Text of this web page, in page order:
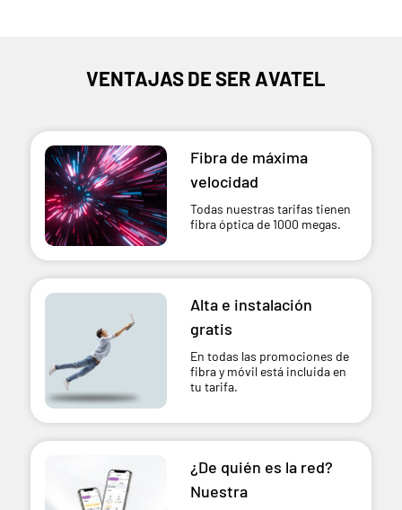
VENTAJAS DE SER AVATEL
Fibra de máxima
velocidad
Todas nuestras tarifas tienen
fibra óptica de 1000 megas.
Alta e instalación
gratis
En todas las promociones de
fibra y móvil está incluida en
tu tarifa.
¿De quién es la red?
Nuestra